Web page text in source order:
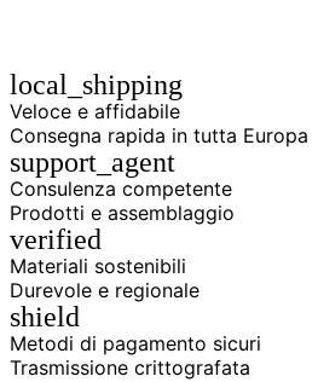
local_shipping
Veloce e affidabile
Consegna rapida in tutta Europa
support_agent
Consulenza competente
Prodotti e assemblaggio
verified
Materiali sostenibili
Durevole e regionale
shield
Metodi di pagamento sicuri
Trasmissione crittografata